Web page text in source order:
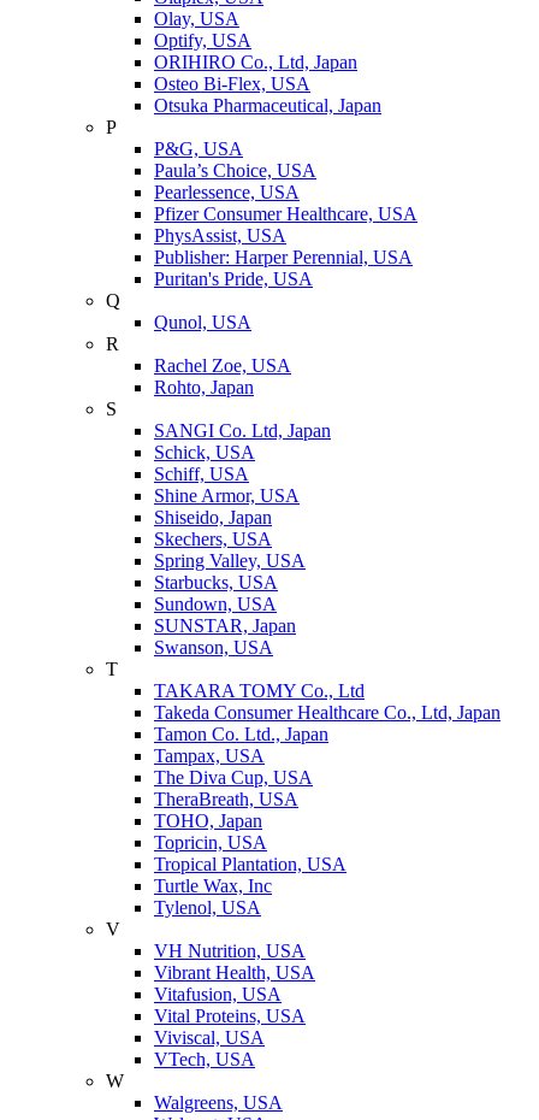
Olay, USA
Optify, USA
ORIHIRO Co., Ltd, Japan
Osteo Bi-Flex, USA
Otsuka Pharmaceutical, Japan
P
P&G, USA
Paula’s Choice, USA
Pearlessence, USA
Pfizer Consumer Healthcare, USA
PhysAssist, USA
Publisher: Harper Perennial, USA
Puritan's Pride, USA
Q
Qunol, USA
R
Rachel Zoe, USA
Rohto, Japan
S
SANGI Co. Ltd, Japan
Schick, USA
Schiff, USA
Shine Armor, USA
Shiseido, Japan
Skechers, USA
Spring Valley, USA
Starbucks, USA
Sundown, USA
SUNSTAR, Japan
Swanson, USA
T
TAKARA TOMY Co., Ltd
Takeda Consumer Healthcare Co., Ltd, Japan
Tamon Co. Ltd., Japan
Tampax, USA
The Diva Cup, USA
TheraBreath, USA
TOHO, Japan
Topricin, USA
Tropical Plantation, USA
Turtle Wax, Inc
Tylenol, USA
V
VH Nutrition, USA
Vibrant Health, USA
Vitafusion, USA
Vital Proteins, USA
Viviscal, USA
VTech, USA
W
Walgreens, USA